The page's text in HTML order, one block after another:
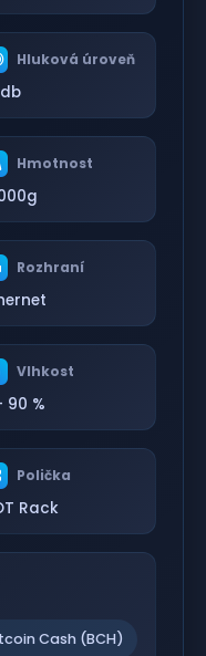
Hluková úroveň
Hmotnost
Rozhraní
Vlhkost
90 %
Polička
Rack
Cash (BCH)